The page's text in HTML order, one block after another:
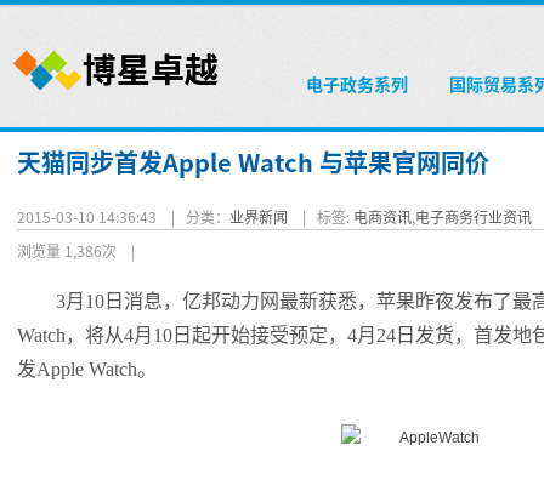
电子政务系列 国际贸易系
天猫同步首发Apple Watch 与苹果官网同价
2015-03-10 14:36:43 | 分类： 业界新闻 | 标签: 电商资讯,电子商务行业资讯
浏览量 1,386次 |
3月10日消息，亿邦动力网最新获悉，苹果昨夜发布了最
Watch，将从4月10日起开始接受预定，4月24日发货，首发
发Apple Watch。